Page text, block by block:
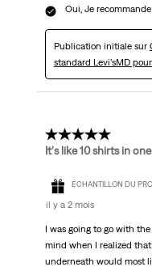
Oui, Je
Publication initiale sur
standard Levi’sMD
5 étoile(s) sur 5.
It's like 10 shirts in one
ÉCHANTILLON DU
il y a 2 mois
I was going to go with
mind when I realized
underneath would most